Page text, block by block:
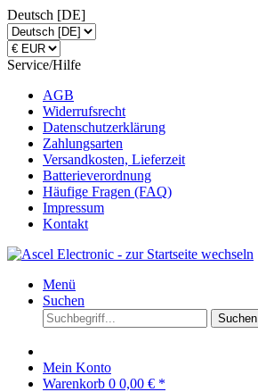
Deutsch [DE]
Service/Hilfe
AGB
Widerrufsrecht
Datenschutzerklärung
Zahlungsarten
Versandkosten, Lieferzeit
Batterieverordnung
Häufige Fragen (FAQ)
Impressum
Kontakt
Menü
Suchen
Suchen
Mein Konto
Warenkorb 0 0,00 € *